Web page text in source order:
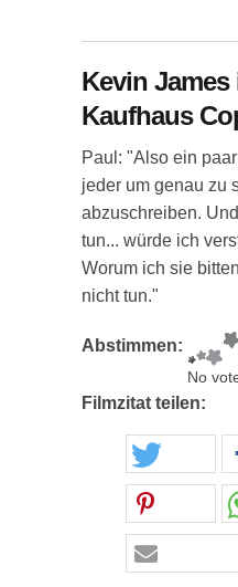
Kevin James
Kaufhaus
Paul: "Also ein
jeder um genau zu
abzuschreiben.
tun... würde ich
Worum ich sie
nicht tun."
Abstimmen:
No
Filmzitat teilen: